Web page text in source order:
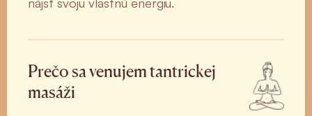
Prečo sa venujem tantrickej
masáži